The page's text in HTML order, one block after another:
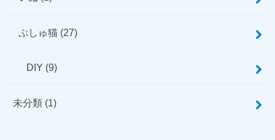
ぷしゅ猫 (27)
DIY (9)
未分類 (1)